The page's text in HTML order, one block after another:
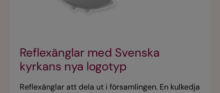
Reflexänglar med Svenska
kyrkans nya logotyp
Reflexänglar att dela ut i församlingen. En kulkedja